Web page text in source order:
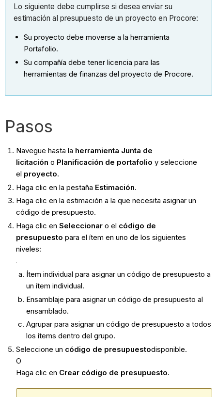
Lo siguiente debe cumplirse si desea enviar su
estimación al presupuesto de un proyecto en Procore:
Su proyecto debe moverse a la herramienta
Portafolio.
Su compañía debe tener licencia para las
herramientas de finanzas del proyecto de Procore.
Pasos
Navegue hasta la herramienta Junta de
licitación o Planificación de portafolio y seleccione
el proyecto.
Haga clic en la pestaña Estimación.
Haga clic en la estimación a la que necesita asignar un
código de presupuesto.
Haga clic en Seleccionaro el código de
presupuesto para el ítem en uno de los siguientes
niveles:
Ítem individual para asignar un código de presupuesto a
un ítem individual.
Ensamblaje para asignar un código de presupuesto al
ensamblado.
Agrupar para asignar un código de presupuesto a todos
los ítems dentro del grupo.
Seleccione un código de presupuestodisponible.
O
Haga clic en Crear código de presupuesto.